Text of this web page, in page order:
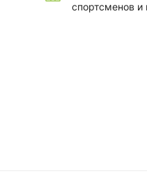
спортсменов и